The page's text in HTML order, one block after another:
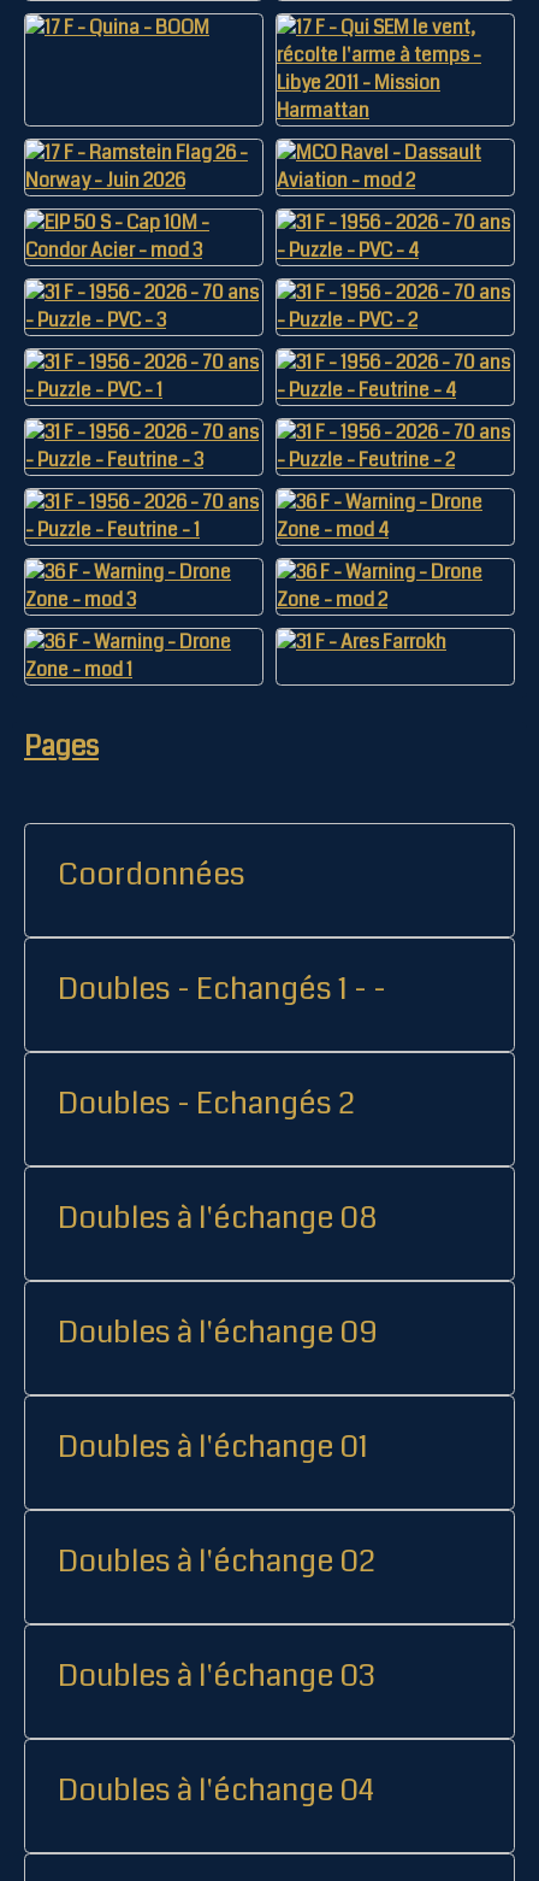
Pages
Coordonnées
Doubles - Echangés 1 - -
Doubles - Echangés 2
Doubles à l'échange 08
Doubles à l'échange 09
Doubles à l'échange 01
Doubles à l'échange 02
Doubles à l'échange 03
Doubles à l'échange 04